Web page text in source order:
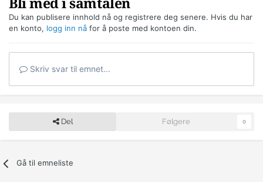
Bli med i samtalen
Du kan publisere innhold nå og registrere deg senere. Hvis du har
en konto, logg inn nå for å poste med kontoen din.
Skriv svar til emnet...
Del Følgere 0
Gå til emneliste